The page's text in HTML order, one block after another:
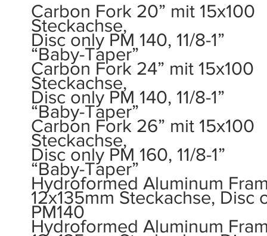
Carbon Fork 20” mit 15x100
Steckachse,
Disc only PM 140, 11/8-1”
“Baby-Taper”
Carbon Fork 24” mit 15x100
Steckachse,
Disc only PM 140, 11/8-1”
“Baby-Taper”
Carbon Fork 26” mit 15x100
Steckachse,
Disc only PM 160, 11/8-1”
“Baby-Taper”
Hydroformed Aluminum
12x135mm Steckachse, Disc
PM140
Hydroformed Aluminum